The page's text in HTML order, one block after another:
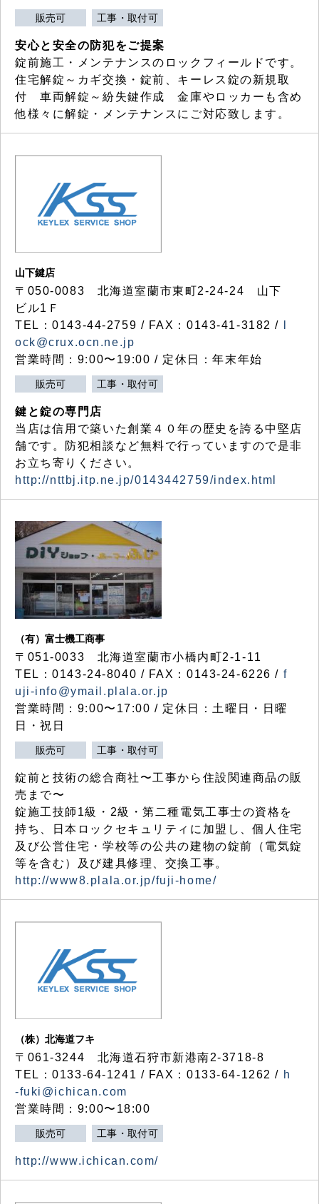
販売可 工事・取付可
安心と安全の防犯をご提案
錠前施工・メンテナンスのロックフィールドです。
住宅解錠～カギ交換・錠前、キーレス錠の新規取
付 車両解錠～紛失鍵作成 金庫やロッカーも含め
他様々に解錠・メンテナンスにご対応致します。
山下鍵店
〒050-0083 北海道室蘭市東町2-24-24 山下
ビル1Ｆ
TEL：0143-44-2759 / FAX：0143-41-3182 /
ock@crux.ocn.ne.jp
営業時間：9:00〜19:00 / 定休日：年末年始
販売可 工事・取付可
鍵と錠の専門店
当店は信用で築いた創業４０年の歴史を誇る中堅店
舗です。防犯相談など無料で行っていますので是非
お立ち寄りください。
http://nttbj.itp.ne.jp/0143442759/index.html
（有）富士機工商事
〒051-0033 北海道室蘭市小橋内町2-1-11
TEL：0143-24-8040 / FAX：0143-24-6226 / f
uji-info@ymail.plala.or.jp
営業時間：9:00〜17:00 / 定休日：土曜日・日曜
日・祝日
販売可 工事・取付可
錠前と技術の総合商社〜工事から住設関連商品の販
売まで〜
錠施工技師1級・2級・第二種電気工事士の資格を
持ち、日本ロックセキュリティに加盟し、個人住宅
及び公営住宅・学校等の公共の建物の錠前（電気錠
等を含む）及び建具修理、交換工事。
http://www8.plala.or.jp/fuji-home/
（株）北海道フキ
〒061-3244 北海道石狩市新港南2-3718-8
TEL：0133-64-1241 / FAX：0133-64-1262 / h
-fuki@ichican.com
営業時間：9:00〜18:00
販売可 工事・取付可
http://www.ichican.com/